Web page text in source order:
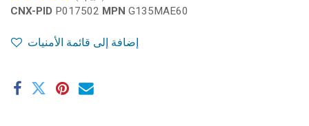
CNX-PID P017502 MPN G135MAE60
إضافة إلى قائمة الأمنيات